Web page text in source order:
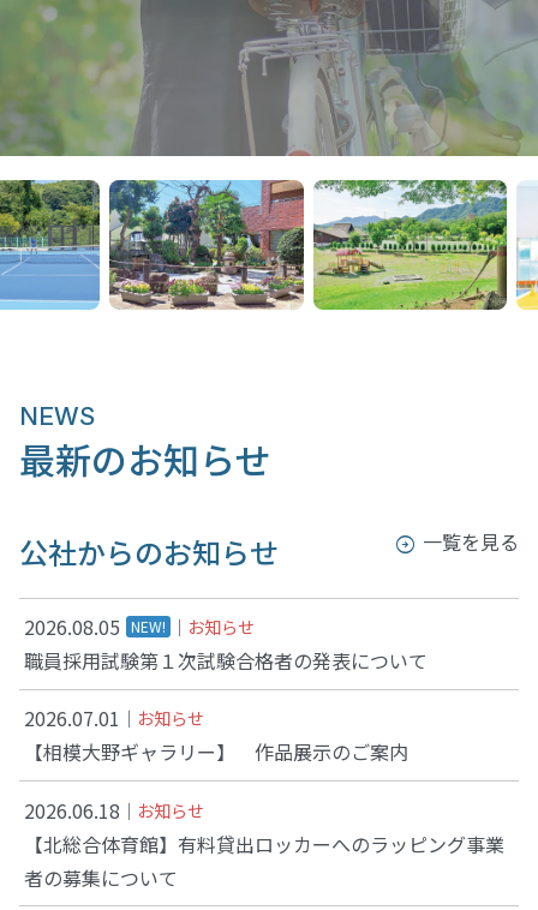
NEWS
最新のお知らせ
公社からのお知らせ 一覧を見る
職員採用試験第１次試験合格者の発表について
2026.08.05 NEW! お知らせ
【相模大野ギャラリー】 作品展示のご案内
2026.07.01 お知らせ
【北総合体育館】有料貸出ロッカーへのラッピング事業
者の募集について
2026.06.18 お知らせ